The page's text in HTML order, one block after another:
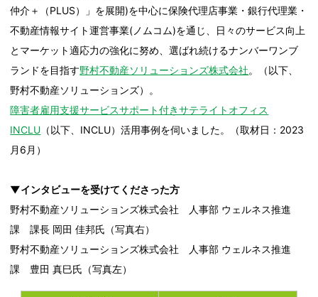
仲介＋（PLUS）」を展開)を中心に保険代理店事業・銀行代理業・
不動産情報サイト運営事業(ノムコム)を通じ、日々のサービス向上
とマーケット適応力の強化に努め、選ばれ続けるナンバーワンブ
ランドを目指す野村不動産ソリューションズ株式会社。（以下、
野村不動産ソリューションズ）。
障害者雇用支援サービスサポート付きサテライトオフィス
INCLU （以下、INCLU）活用事例を伺いました。（取材日：2023
月6月）
▼インタビューを受けてくださった方
野村不動産ソリューションズ株式会社 人事部 ウェルネス推進
課 課長 岡田 佳邦氏（写真右）
野村不動産ソリューションズ株式会社 人事部 ウェルネス推進
課 豊田 真巳氏（写真左）